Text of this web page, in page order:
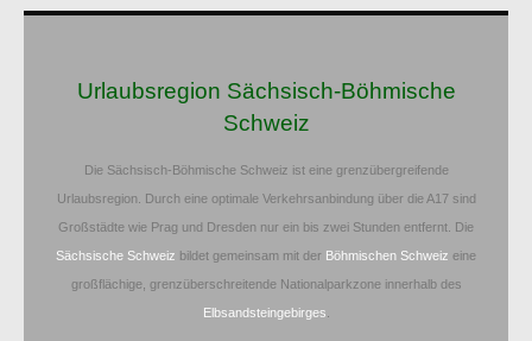
Urlaubsregion Sächsisch-Böhmische
Schweiz
Die Sächsisch-Böhmische Schweiz ist eine grenzübergreifende
Urlaubsregion. Durch eine optimale Verkehrsanbindung über die A17 sind
Großstädte wie Prag und Dresden nur ein bis zwei Stunden entfernt. Die
Sächsische Schweiz bildet gemeinsam mit der Böhmischen Schweiz eine
großflächige, grenzüberschreitende Nationalparkzone innerhalb des
Elbsandsteingebirges